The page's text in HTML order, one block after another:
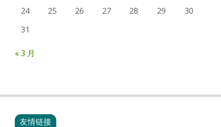
24 25 26 27 28 29
30
31
« 3 月
友情链接